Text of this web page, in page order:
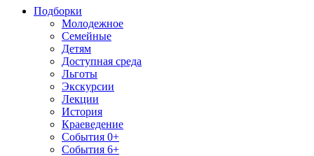
Подборки
Молодежное
Семейные
Детям
Доступная среда
Льготы
Экскурсии
Лекции
История
Краеведение
События 0+
События 6+